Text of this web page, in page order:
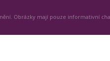
Obrázky mají pouze informativní